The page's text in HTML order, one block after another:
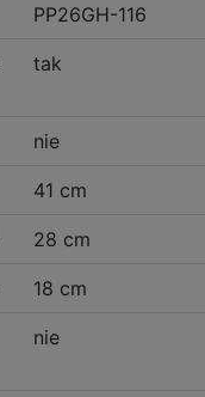
PP26GH-116
tak
nie
41 cm
28 cm
18 cm
nie